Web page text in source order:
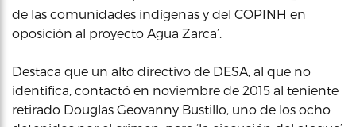
de las comunidades indígenas y del COPINH en
oposición al proyecto Agua Zarca’.
Destaca que un alto directivo de DESA, al que no
identifica, contactó en noviembre de 2015 al teniente
retirado Douglas Geovanny Bustillo, uno de los ocho